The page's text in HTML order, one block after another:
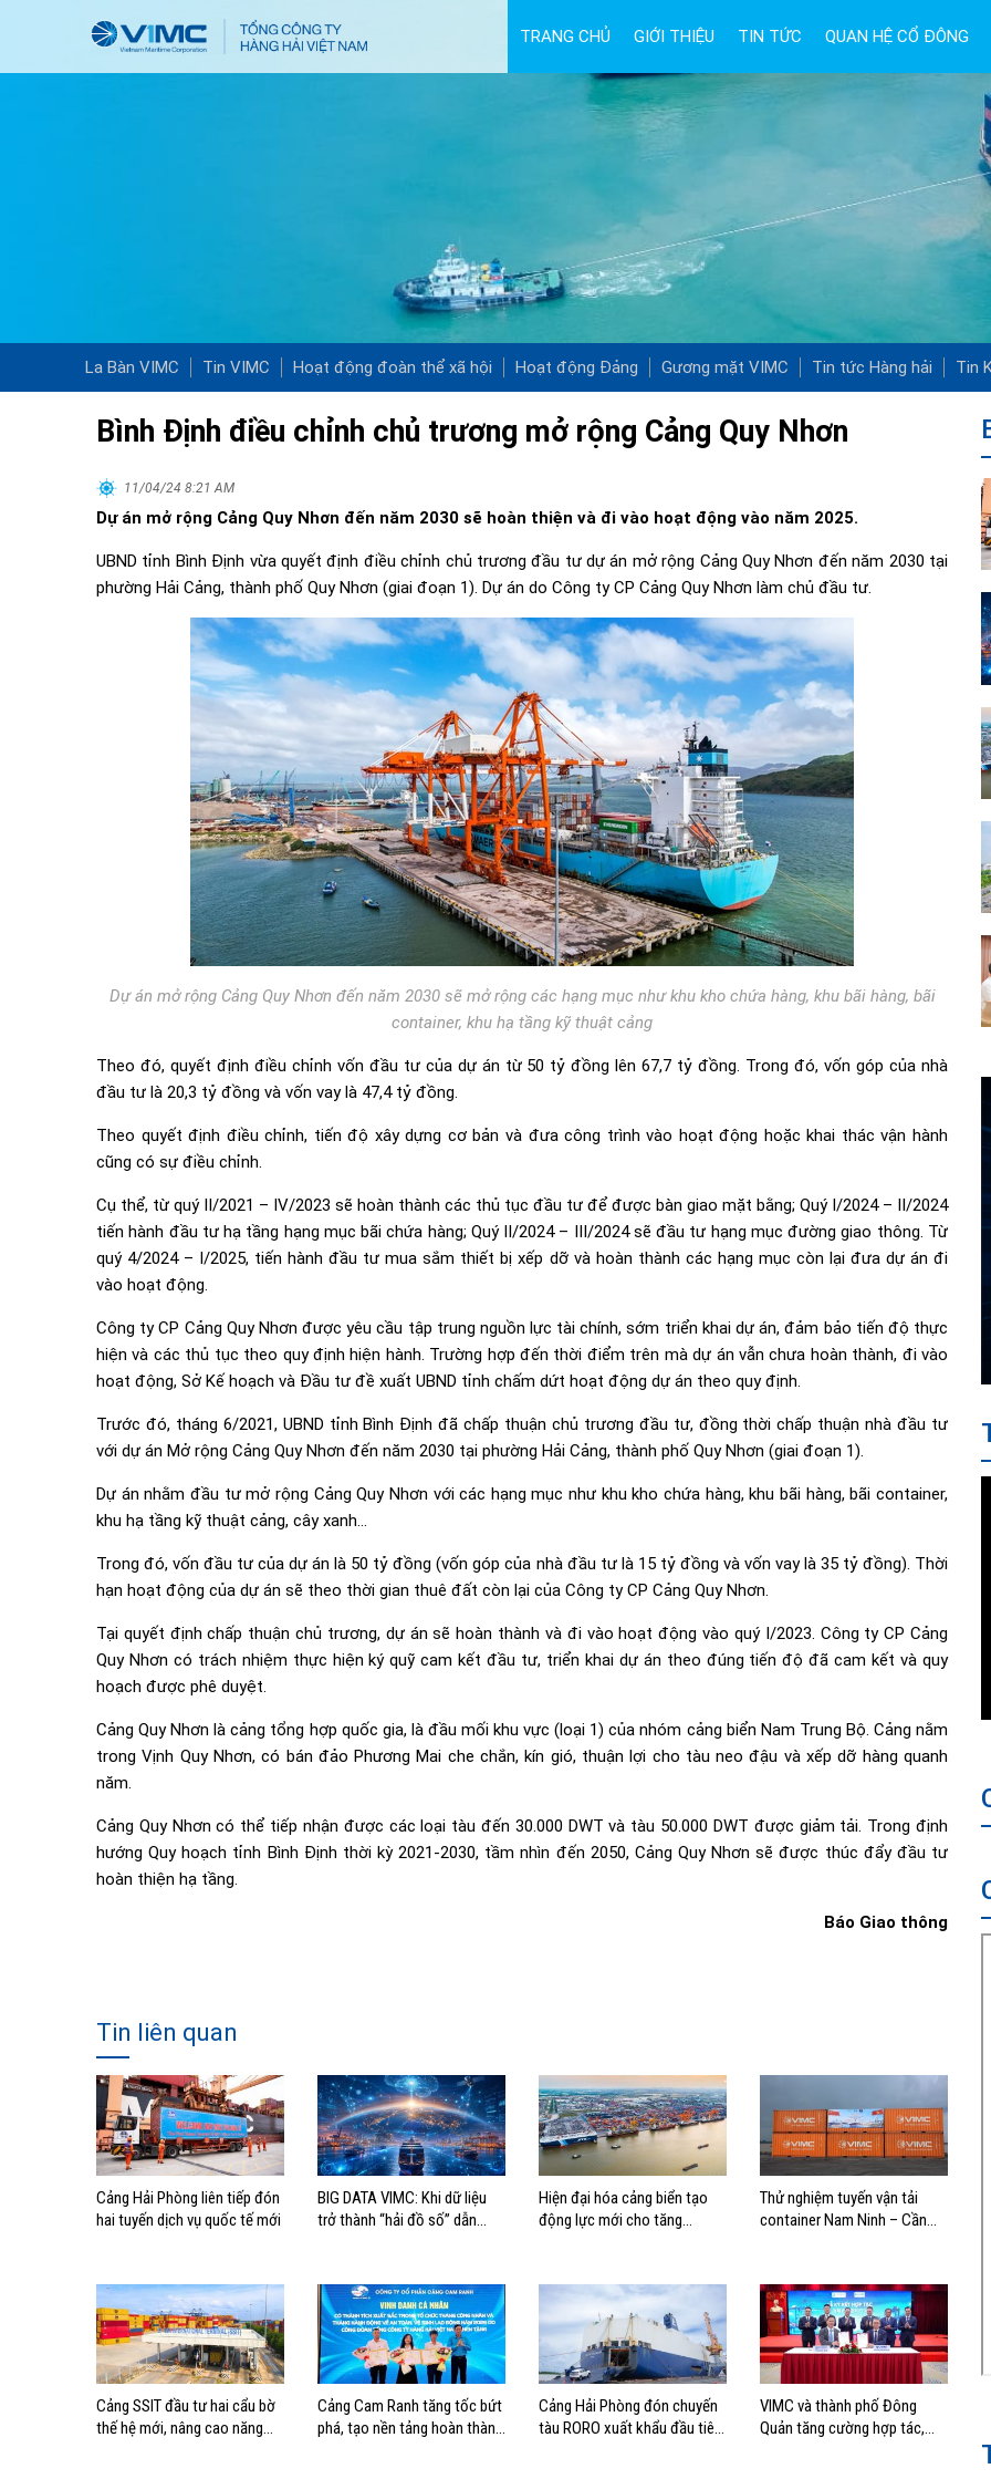
TRANG CHỦ GIỚI THIỆU TIN TỨC QUAN HỆ CỔ ĐÔNG
La Bàn VIMC Tin VIMC Hoạt động đoàn thể xã hội Hoạt động Đảng Gương mặt VIMC Tin tức Hàng hải Tin
Bình Định điều chỉnh chủ trương mở rộng Cảng Quy Nhơn
11/04/24 8:21 AM
Dự án mở rộng Cảng Quy Nhơn đến năm 2030 sẽ hoàn thiện và đi vào hoạt động vào năm 2025.
UBND tỉnh Bình Định vừa quyết định điều chỉnh chủ trương đầu tư dự án mở rộng Cảng Quy Nhơn đến năm 2030 tại
phường Hải Cảng, thành phố Quy Nhơn (giai đoạn 1). Dự án do Công ty CP Cảng Quy Nhơn làm chủ đầu tư.
Dự án mở rộng Cảng Quy Nhơn đến năm 2030 sẽ mở rộng các hạng mục như khu kho chứa hàng, khu bãi hàng, bãi
container, khu hạ tầng kỹ thuật cảng
Theo đó, quyết định điều chỉnh vốn đầu tư của dự án từ 50 tỷ đồng lên 67,7 tỷ đồng. Trong đó, vốn góp của nhà
đầu tư là 20,3 tỷ đồng và vốn vay là 47,4 tỷ đồng.
Theo quyết định điều chỉnh, tiến độ xây dựng cơ bản và đưa công trình vào hoạt động hoặc khai thác vận hành
cũng có sự điều chỉnh.
Cụ thể, từ quý II/2021 – IV/2023 sẽ hoàn thành các thủ tục đầu tư để được bàn giao mặt bằng; Quý I/2024 – II/2024
tiến hành đầu tư hạ tầng hạng mục bãi chứa hàng; Quý II/2024 – III/2024 sẽ đầu tư hạng mục đường giao thông. Từ
quý 4/2024 – I/2025, tiến hành đầu tư mua sắm thiết bị xếp dỡ và hoàn thành các hạng mục còn lại đưa dự án đi
vào hoạt động.
Công ty CP Cảng Quy Nhơn được yêu cầu tập trung nguồn lực tài chính, sớm triển khai dự án, đảm bảo tiến độ thực
hiện và các thủ tục theo quy định hiện hành. Trường hợp đến thời điểm trên mà dự án vẫn chưa hoàn thành, đi vào
hoạt động, Sở Kế hoạch và Đầu tư đề xuất UBND tỉnh chấm dứt hoạt động dự án theo quy định.
Trước đó, tháng 6/2021, UBND tỉnh Bình Định đã chấp thuận chủ trương đầu tư, đồng thời chấp thuận nhà đầu tư
với dự án Mở rộng Cảng Quy Nhơn đến năm 2030 tại phường Hải Cảng, thành phố Quy Nhơn (giai đoạn 1).
Dự án nhằm đầu tư mở rộng Cảng Quy Nhơn với các hạng mục như khu kho chứa hàng, khu bãi hàng, bãi container,
khu hạ tầng kỹ thuật cảng, cây xanh…
Trong đó, vốn đầu tư của dự án là 50 tỷ đồng (vốn góp của nhà đầu tư là 15 tỷ đồng và vốn vay là 35 tỷ đồng). Thời
hạn hoạt động của dự án sẽ theo thời gian thuê đất còn lại của Công ty CP Cảng Quy Nhơn.
Tại quyết định chấp thuận chủ trương, dự án sẽ hoàn thành và đi vào hoạt động vào quý I/2023. Công ty CP Cảng
Quy Nhơn có trách nhiệm thực hiện ký quỹ cam kết đầu tư, triển khai dự án theo đúng tiến độ đã cam kết và quy
hoạch được phê duyệt.
Cảng Quy Nhơn là cảng tổng hợp quốc gia, là đầu mối khu vực (loại 1) của nhóm cảng biển Nam Trung Bộ. Cảng nằm
trong Vịnh Quy Nhơn, có bán đảo Phương Mai che chắn, kín gió, thuận lợi cho tàu neo đậu và xếp dỡ hàng quanh
năm.
Cảng Quy Nhơn có thể tiếp nhận được các loại tàu đến 30.000 DWT và tàu 50.000 DWT được giảm tải. Trong định
hướng Quy hoạch tỉnh Bình Định thời kỳ 2021-2030, tầm nhìn đến 2050, Cảng Quy Nhơn sẽ được thúc đẩy đầu tư
hoàn thiện hạ tầng.
Báo Giao thông
Tin liên quan
Cảng Hải Phòng liên tiếp đón
hai tuyến dịch vụ quốc tế mới
BIG DATA VIMC: Khi dữ liệu
trở thành “hải đồ số” dẫn
Hiện đại hóa cảng biển tạo
động lực mới cho tăng
Thử nghiệm tuyến vận tải
container Nam Ninh – Cần
Cảng SSIT đầu tư hai cẩu bờ
thế hệ mới, nâng cao năng
Cảng Cam Ranh tăng tốc bứt
phá, tạo nền tảng hoàn thành
Cảng Hải Phòng đón chuyến
tàu RORO xuất khẩu đầu tiên
VIMC và thành phố Đông
Quản tăng cường hợp tác,